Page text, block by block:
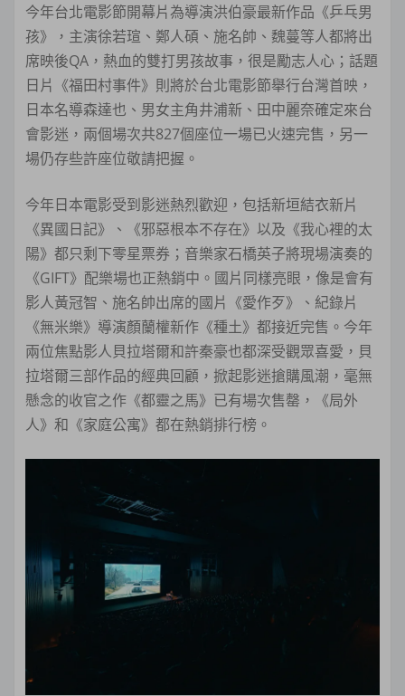
今年台北電影節開幕片為導演洪伯豪最新作品《乒乓男
孩》，主演徐若瑄、鄭人碩、施名帥、魏蔓等人都將出
席映後QA，熱血的雙打男孩故事，很是勵志人心；話題
日片《福田村事件》則將於台北電影節舉行台灣首映，
日本名導森達也、男女主角井浦新、田中麗奈確定來台
會影迷，兩個場次共827個座位一場已火速完售，另一
場仍存些許座位敬請把握。
今年日本電影受到影迷熱烈歡迎，包括新垣結衣新片
《異國日記》、《邪惡根本不存在》以及《我心裡的太
陽》都只剩下零星票券；音樂家石橋英子將現場演奏的
《GIFT》配樂場也正熱銷中。國片同樣亮眼，像是會有
影人黃冠智、施名帥出席的國片《愛作歹》、紀錄片
《無米樂》導演顏蘭權新作《種土》都接近完售。今年
兩位焦點影人貝拉塔爾和許秦豪也都深受觀眾喜愛，貝
拉塔爾三部作品的經典回顧，掀起影迷搶購風潮，毫無
懸念的收官之作《都靈之馬》已有場次售罄，《局外
人》和《家庭公寓》都在熱銷排行榜。